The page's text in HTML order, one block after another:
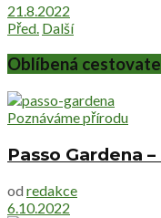
21.8.2022
Před. Další
Oblíbená
Poznáváme přírodu
Passo Gardena
od redakce
6.10.2022